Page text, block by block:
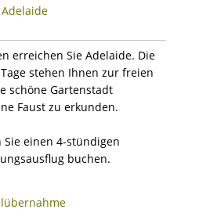
erreichen Sie Adelaide. Die
stehen Ihnen zur freien
schöne Gartenstadt
Faust zu erkunden.
Sie einen 4-stündigen
buchen.